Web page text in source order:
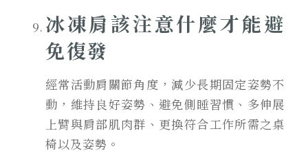
冰凍肩 該注意什麼才能避
免復發
經常活動肩關節角度，減少長期固定姿勢不
動，維持良好姿勢、避免側睡習慣、多伸展
上臂與肩部肌肉群、更換符合工作所需之桌
椅以及姿勢。